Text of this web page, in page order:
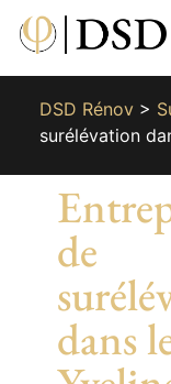
DSD Rénov>
surélévation
de
dans